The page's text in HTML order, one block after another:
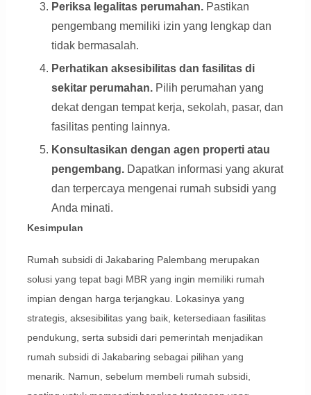
Periksa legalitas perumahan.Pastikan
pengembang memiliki izin yang lengkap dan
tidak bermasalah.
Perhatikan aksesibilitas dan fasilitas di
sekitar perumahan.Pilih perumahan yang
dekat dengan tempat kerja, sekolah, pasar, dan
fasilitas penting lainnya.
Konsultasikan dengan agen properti atau
pengembang.Dapatkan informasi yang akurat
dan terpercaya mengenai rumah subsidi yang
Anda minati.
Kesimpulan
Rumah subsidi di Jakabaring Palembang merupakan
solusi yang tepat bagi MBR yang ingin memiliki rumah
impian dengan harga terjangkau. Lokasinya yang
strategis, aksesibilitas yang baik, ketersediaan fasilitas
pendukung, serta subsidi dari pemerintah menjadikan
rumah subsidi di Jakabaring sebagai pilihan yang
menarik. Namun, sebelum membeli rumah subsidi,